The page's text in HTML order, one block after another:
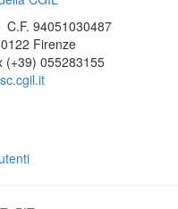
94051030487
Firenze
(+39) 055283155